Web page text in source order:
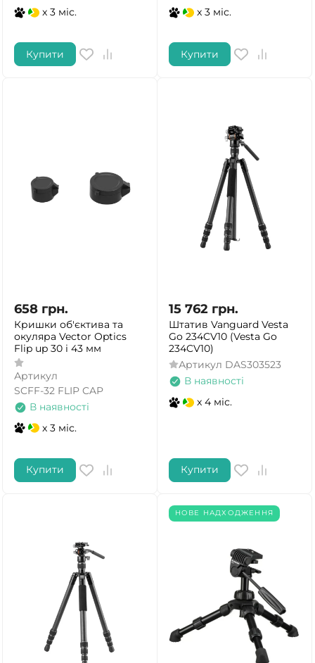
x 3 міс.
Купити
x 3 міс.
Купити
658 грн.
Кришки об'єктива та
окуляра Vector Optics
Flip up 30 і 43 мм
Артикул
SCFF-32 FLIP CAP
В наявності
x 3 міс.
Купити
15 762 грн.
Штатив Vanguard Vesta
Go 234CV10 (Vesta Go
234CV10)
Артикул DAS303523
В наявності
x 4 міс.
Купити
НОВЕ НАДХОДЖЕННЯ